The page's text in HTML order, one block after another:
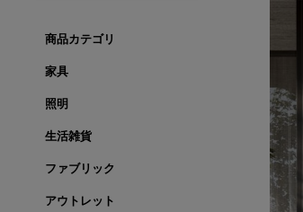
商品カテゴリ
家具
照明
生活雑貨
ファブリック
アウトレット